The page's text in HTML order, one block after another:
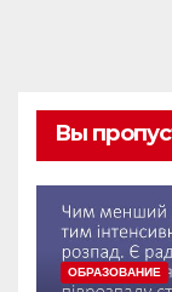
Вы
ОБРАЗОВАНИЕ